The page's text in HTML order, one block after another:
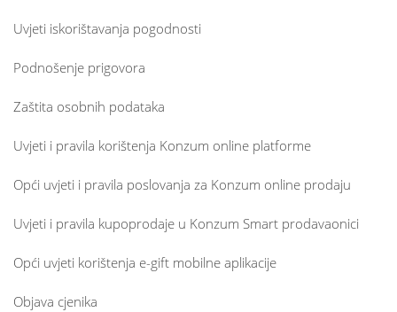
Uvjeti iskorištavanja pogodnosti
Podnošenje prigovora
Zaštita osobnih podataka
Uvjeti i pravila korištenja Konzum online platforme
Opći uvjeti i pravila poslovanja za Konzum online prodaju
Uvjeti i pravila kupoprodaje u Konzum Smart prodavaonici
Opći uvjeti korištenja e-gift mobilne aplikacije
Objava cjenika